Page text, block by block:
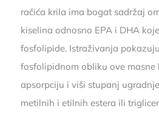
račića krila ima bogat sadržaj
kiselina odnosno EPA i DHA
fosfolipide. Istraživanja
fosfolipidnom obliku ove masne
apsorpciju i viši stupanj
metilnih i etilnih estera ili